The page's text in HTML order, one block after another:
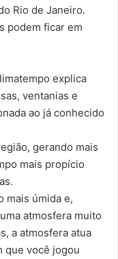
Rio de Janeiro.
podem ficar em
explica
ventanias e
ao já conhecido
gerando mais
mais propício
mais úmida e,
atmosfera muito
a atmosfera atua
que você jogou